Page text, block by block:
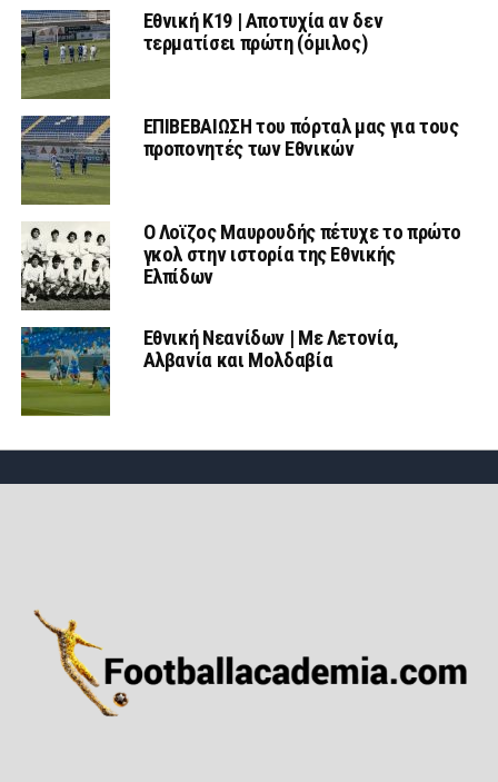
Εθνική Κ19 | Αποτυχία αν δεν
τερματίσει πρώτη (όμιλος)
ΕΠΙΒΕΒΑΙΩΣΗ του πόρταλ μας για τους
προπονητές των Εθνικών
Ο Λοϊζος Μαυρουδής πέτυχε το πρώτο
γκολ στην ιστορία της Εθνικής
Ελπίδων
Εθνική Νεανίδων | Mε Λετονία,
Αλβανία και Μολδαβία